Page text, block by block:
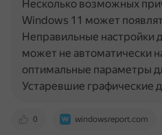
0 windowsreport.com
Несколько возможных
Windows 11 может
Неправильные настройки
может не автоматически
оптимальные параметры
Устаревшие графические